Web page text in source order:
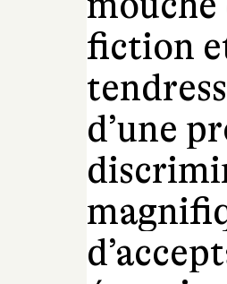
fiction
d’une